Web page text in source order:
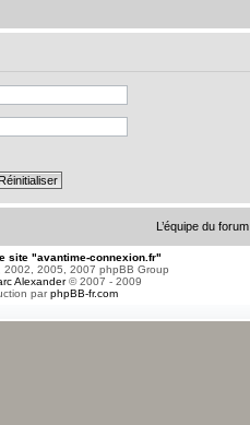
L’équipe du forum
site "avantime-connexion.fr"
2002, 2005, 2007 phpBB Group
Alexander© 2007 - 2009
parphpBB-fr.com